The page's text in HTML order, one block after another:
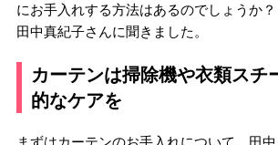
にお手入れする方法はあるのでしょうか
田中真紀子さんに聞きました。
カーテンは掃除機や衣類スチ
的なケアを
まずはカーテンのお手入れについて。田